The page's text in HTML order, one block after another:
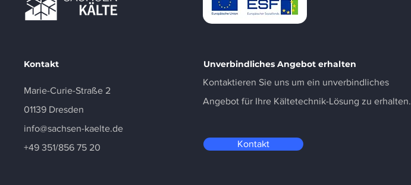
Kontakt
Marie-Curie-Straße 2
01139 Dresden
info@sachsen-kaelte.de
+49 351/856 75 20
Unverbindliches Angebot erhalten
Kontaktieren Sie uns um ein unverbindliches
Angebot für Ihre Kältetechnik-Lösung zu erhalten.
Kontakt